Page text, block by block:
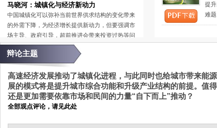
马晓河：城镇化与经济新动力
中国城镇化可以弥补当前世界供求结构的变化带来
的外需下降，为经济增长提供新动力，但要强调市
场主导、政府引导，超前推进会带来投资过热等问
题。
提
难
辩论主题
高速经济发展推动了城镇化进程，与此同时也给城市带来能
展的模式将是提升城市综合功能和升级产业结构的前提。值
还是更加需要依靠市场和民间的力量“自下而上”推动？
全部观点评论，请见此处